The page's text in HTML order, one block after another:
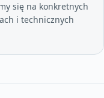
się na konkretnych
i technicznych